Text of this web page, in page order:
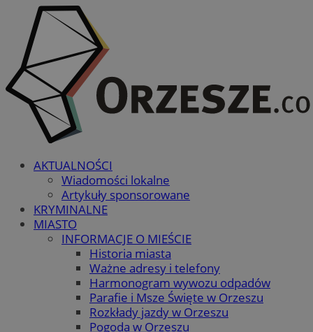
AKTUALNOŚCI
Wiadomości lokalne
Artykuły sponsorowane
KRYMINALNE
MIASTO
INFORMACJE O MIEŚCIE
Historia miasta
Ważne adresy i telefony
Harmonogram wywozu odpadów
Parafie i Msze Święte w Orzeszu
Rozkłady jazdy w Orzeszu
Pogoda w Orzeszu